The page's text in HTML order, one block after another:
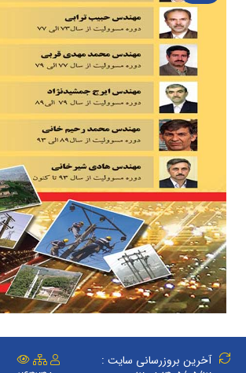
آخرین بروزرسانی سایت :